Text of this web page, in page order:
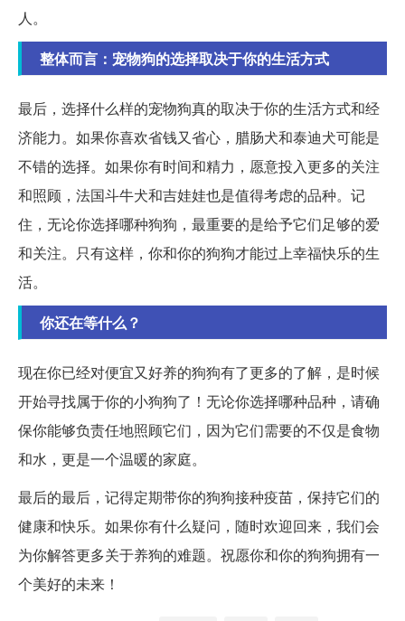
人。
整体而言：宠物狗的选择取决于你的生活方式
最后，选择什么样的宠物狗真的取决于你的生活方式和经
济能力。如果你喜欢省钱又省心，腊肠犬和泰迪犬可能是
不错的选择。如果你有时间和精力，愿意投入更多的关注
和照顾，法国斗牛犬和吉娃娃也是值得考虑的品种。记
住，无论你选择哪种狗狗，最重要的是给予它们足够的爱
和关注。只有这样，你和你的狗狗才能过上幸福快乐的生
活。
你还在等什么？
现在你已经对便宜又好养的狗狗有了更多的了解，是时候
开始寻找属于你的小狗狗了！无论你选择哪种品种，请确
保你能够负责任地照顾它们，因为它们需要的不仅是食物
和水，更是一个温暖的家庭。
最后的最后，记得定期带你的狗狗接种疫苗，保持它们的
健康和快乐。如果你有什么疑问，随时欢迎回来，我们会
为你解答更多关于养狗的难题。祝愿你和你的狗狗拥有一
个美好的未来！